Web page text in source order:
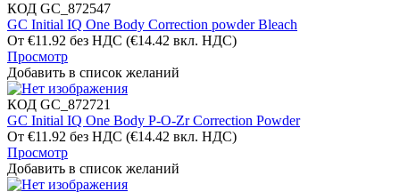
КОД GC_872547
GC Initial IQ One Body Correction powder Bleach
От €11.92 без НДС (€14.42 вкл. НДС)
Просмотр
Добавить в список желаний
КОД GC_872721
GC Initial IQ One Body P-O-Zr Correction Powder
От €11.92 без НДС (€14.42 вкл. НДС)
Просмотр
Добавить в список желаний